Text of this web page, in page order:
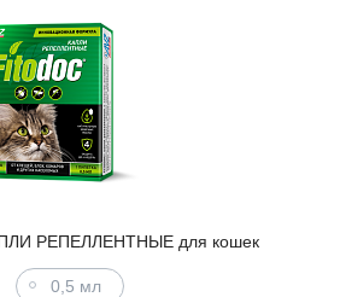
РЕПЕЛЛЕНТНЫЕ для кошек
0,5 мл